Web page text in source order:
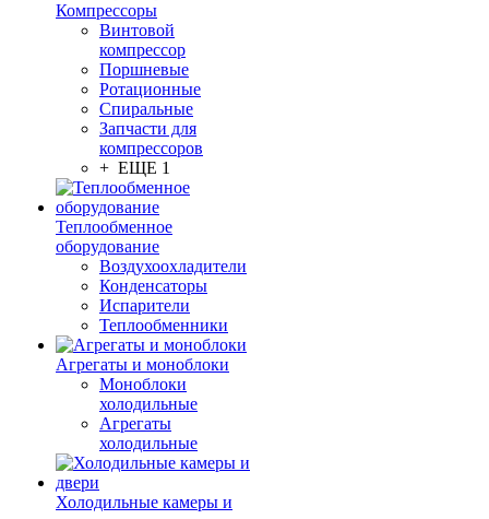
Компрессоры
Винтовой
компрессор
Поршневые
Ротационные
Спиральные
Запчасти для
компрессоров
+ ЕЩЕ 1
Теплообменное
оборудование
Воздухоохладители
Конденсаторы
Испарители
Теплообменники
Агрегаты и моноблоки
Моноблоки
холодильные
Агрегаты
холодильные
Холодильные камеры и